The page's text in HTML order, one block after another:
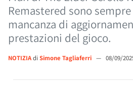
Remastered sono
mancanza di
prestazioni del gioco.
NOTIZIAdi Simone Tagliaferri — 08/09/